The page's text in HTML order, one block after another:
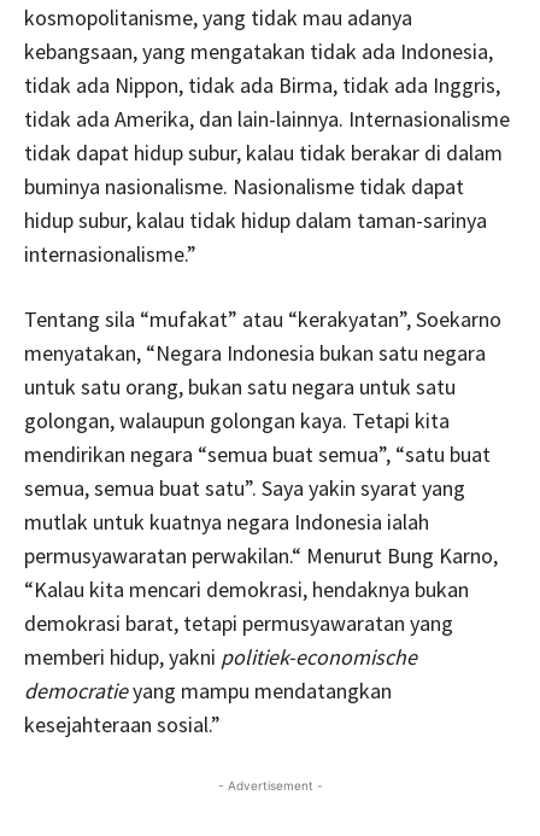
kosmopolitanisme, yang tidak mau adanya
kebangsaan, yang mengatakan tidak ada Indonesia,
tidak ada Nippon, tidak ada Birma, tidak ada Inggris,
tidak ada Amerika, dan lain-lainnya. Internasionalisme
tidak dapat hidup subur, kalau tidak berakar di dalam
buminya nasionalisme. Nasionalisme tidak dapat
hidup subur, kalau tidak hidup dalam taman-sarinya
internasionalisme.”
Tentang sila “mufakat” atau “kerakyatan”, Soekarno
menyatakan, “Negara Indonesia bukan satu negara
untuk satu orang, bukan satu negara untuk satu
golongan, walaupun golongan kaya. Tetapi kita
mendirikan negara “semua buat semua”, “satu buat
semua, semua buat satu”. Saya yakin syarat yang
mutlak untuk kuatnya negara Indonesia ialah
permusyawaratan perwakilan.“ Menurut Bung Karno,
“Kalau kita mencari demokrasi, hendaknya bukan
demokrasi barat, tetapi permusyawaratan yang
memberi hidup, yakni politiek-economische
democratieyang mampu mendatangkan
kesejahteraan sosial.”
- Advertisement -